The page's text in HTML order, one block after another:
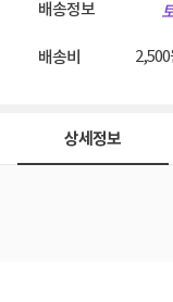
배송정보
배송비
상세정보